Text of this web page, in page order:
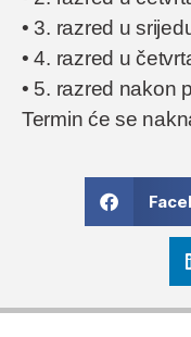
• 3. razred u
• 4. razred u
• 5. razred nakon
Termin će se